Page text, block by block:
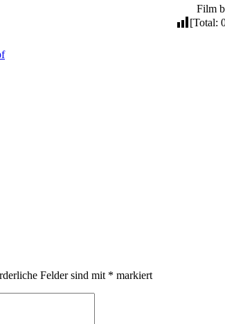
Film
[Total:
Felder sind mit * markiert